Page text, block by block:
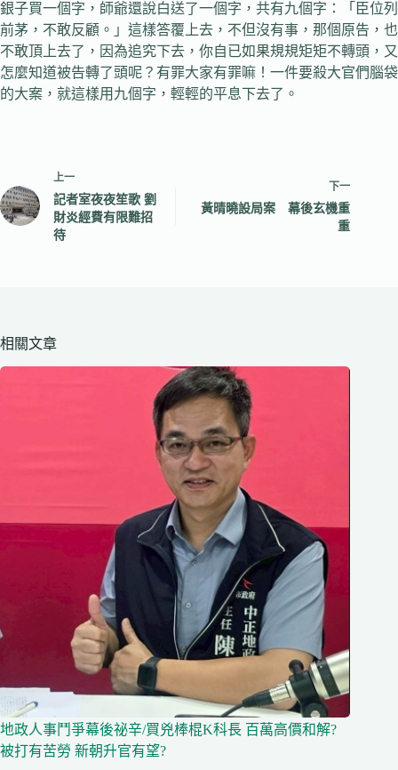
銀子買一個字，師爺還說白送了一個字，共有九個字：「臣位列
前茅，不敢反顧。」這樣答覆上去，不但沒有事，那個原告，也
不敢頂上去了，因為追究下去，你自已如果規規矩矩不轉頭，又
怎麼知道被告轉了頭呢？有罪大家有罪嘛！一件要殺大官們腦袋
的大案，就這樣用九個字，輕輕的平息下去了。
上一
記者室夜夜笙歌 劉
財炎經費有限難招
待
下一
黃晴曉設局案 幕後玄機重
重
相關文章
地政人事鬥爭幕後祕辛/買兇棒棍K科長 百萬高價和解?
被打有苦勞 新朝升官有望?